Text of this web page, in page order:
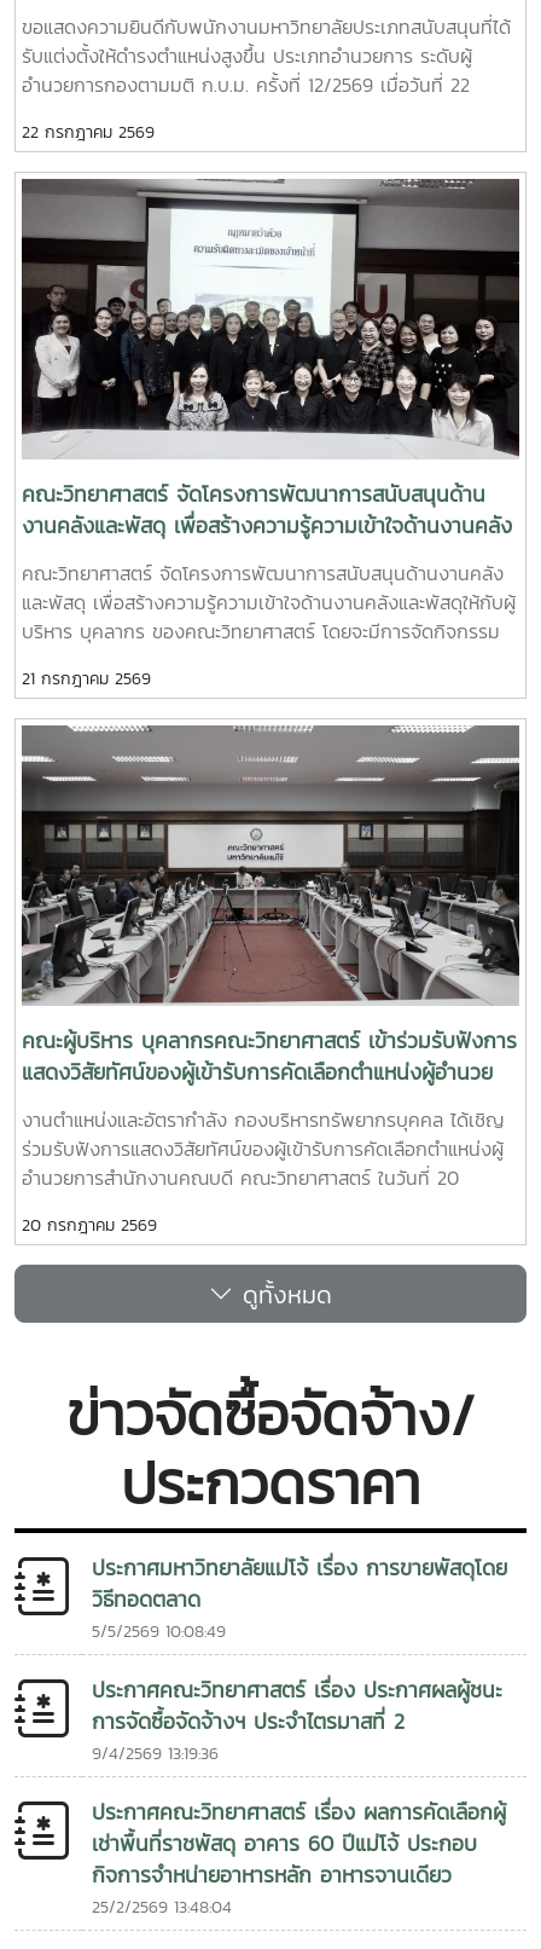
แก้ว เลขานุการ คณะเทคโนโลยีการประมงและทรัพยากรทางน้ำ
มหาวิทยาลัยแม่โจ้ การจัดกิจกรรมในครั้งนี้สะท้อนถึงความมุ่งมั่น
ของคณะวิทยาศาสตร์ มหาวิทยาลัยแม่โจ้ ในการพัฒนาระบบ
Education Criteria for Performance Excellence (EdPEx)
โดยอาศัยกระบวนการประเมิน การวิพากษ์ และการให้ข้อเสนอแนะ
จากผู้ทรงคุณวุฒิ เพื่อขับเคลื่อนการดำเนินงานให้เกิดการพัฒนา
อย่างต่อเนื่อง สร้างผลลัพธ์ที่เป็นเลิศ และยกระดับคุณภาพการ
ศึกษาสู่มาตรฐานระดับประเทศและระดับสากล อันจะนำไปสู่การ
สร้างประโยชน์สูงสุดแก่ผู้เรียน ผู้มีส่วนได้ส่วนเสีย และสังคมต่อไป
อำนวยการ ระดับผู้อำนวยการกอง
ขอแสดงความยินดีกับพนักงานมหาวิทยาลัยประเภทสนับสนุนที่ได้
รับแต่งตั้งให้ดำรงตำแหน่งสูงขึ้น ประเภทอำนวยการ ระดับผู้
อำนวยการกองตามมติ ก.บ.ม. ครั้งที่ 12/2569 เมื่อวันที่ 22
นางสาวภาวิณี ชัยวุฒิ ให้ดำรงตำแหน่งผู้อำนวยการสำนักงาน
คณบดีคณะวิทยาศาสตร์ ตั้งแต่วันที่ 1 สิงหาคม พ.ศ. 2569 ถึงวัน
ที่ 31 กรกฎาคม พ.ศ. 2573 (ตามวาระการดำรงตำแหน่ง)
22 กรกฎาคม 2569
คณะวิทยาศาสตร์ จัดโครงการพัฒนาการสนับสนุนด้าน
งานคลังและพัสดุ เพื่อสร้างความรู้ความเข้าใจด้านงานคลัง
และพัสดุให้กับผู้บริหาร บุคลากร ของคณะวิทยาศาสตร์
คณะวิทยาศาสตร์ จัดโครงการพัฒนาการสนับสนุนด้านงานคลัง
และพัสดุ เพื่อสร้างความรู้ความเข้าใจด้านงานคลังและพัสดุให้กับผู้
บริหาร บุคลากร ของคณะวิทยาศาสตร์ โดยจะมีการจัดกิจกรรม
ละเมิดของเจ้าหน้าที่” ซึ่งคำว่า “เจ้าหน้าที่” ตามพระราชบัญญัติดัง
กล่าวหมายถึง ข้าราชการ พนักงาน ลูกจ้าง หรือผู้ปฏิบัติงาน
โดยมีวัตถุประสงค์เพื่อเสริมสร้างความรู้ความเข้าใจเกี่ยวกับหลัก
กฎหมายและหลักปฏิบัติราชการที่ดีให้กับบุคลากร โดยมี นางสาวอิ
นทิรา ฉัตรมงคล นักวิชาการคลังชำนาญการ สำนักงานคลัง เขต
5 ให้ความอนุเคราะห์เห็นวิทยากร ในวันอังคารที่ 21 กรกฎาคม
2569 เวลา 09.00 น. ณ ห้องประชุม 2 อาคารจุฬาภรณ์ คณะ
วิทยาศาสตร์
21 กรกฎาคม 2569
คณะผู้บริหาร บุคลากรคณะวิทยาศาสตร์ เข้าร่วมรับฟังการ
แสดงวิสัยทัศน์ของผู้เข้ารับการคัดเลือกตำแหน่งผู้อำนวย
การสำนักงานคณบดี
งานตำแหน่งและอัตรากำลัง กองบริหารทรัพยากรบุคคล ได้เชิญ
ร่วมรับฟังการแสดงวิสัยทัศน์ของผู้เข้ารับการคัดเลือกตำแหน่งผู้
อำนวยการสำนักงานคณบดี คณะวิทยาศาสตร์ ในวันที่ 20
จุฬาภรณ์ คณะวิทยาศาสตร์ โดยมีคณะผู้บริหาร บุคลากรคณะ
วิทยาศาสตร์ เข้าร่วมรับฟังการแสดงวิสัยทัศน์ของนางสาวภาวิณี
20 กรกฎาคม 2569
ดูทั้งหมด
ข่าวจัดซื้อจัดจ้าง/
ประกวดราคา
ประกาศมหาวิทยาลัยแม่โจ้ เรื่อง การขายพัสดุโดย
วิธีทอดตลาด
5/5/2569 10:08:49
ประกาศคณะวิทยาศาสตร์ เรื่อง ประกาศผลผู้ชนะ
การจัดซื้อจัดจ้างฯ ประจำไตรมาสที่ 2
9/4/2569 13:19:36
ประกาศคณะวิทยาศาสตร์ เรื่อง ผลการคัดเลือกผู้
เช่าพื้นที่ราชพัสดุ อาคาร 60 ปีแม่โจ้ ประกอบ
กิจการจำหน่ายอาหารหลัก อาหารจานเดียว
25/2/2569 13:48:04